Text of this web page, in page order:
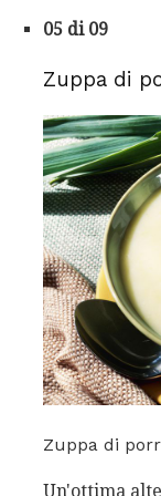
05 di 09
Zuppa di
Zuppa di
Un'ottima